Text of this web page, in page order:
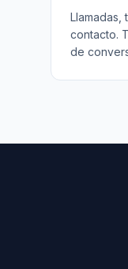
contacto.
de